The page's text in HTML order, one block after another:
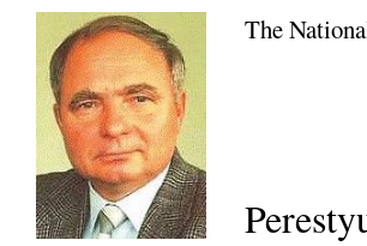
The